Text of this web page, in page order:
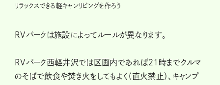
リラックスできる軽キャンリビングを作ろう
RVパークは施設によってルールが異なります。
RVパーク西軽井沢では区画内であれば21時までクルマ
のそばで飲食や焚き火をしてもよく（直火禁止）、キャンプ